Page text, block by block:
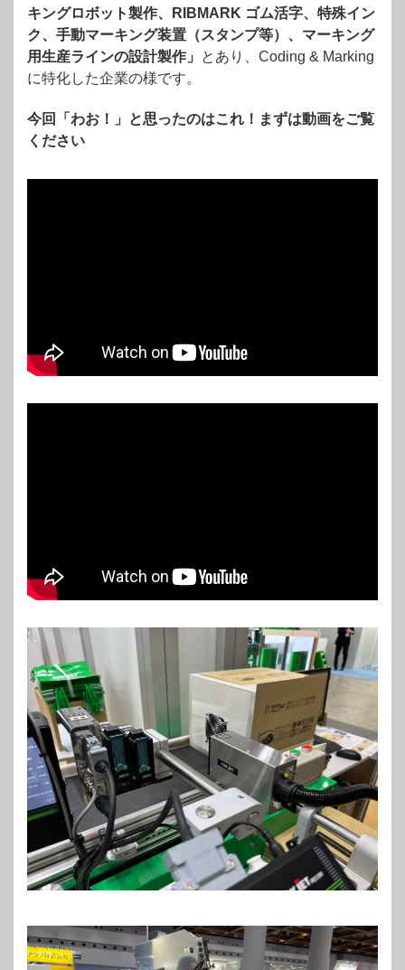
キングロボット製作、RIBMARK ゴム活字、特殊イン
ク、手動マーキング装置（スタンプ等）、マーキング
用生産ラインの設計製作」
とあり、Coding & Marking
に特化した企業の様です。
今回「わお！」と思ったのはこれ！まずは動画をご覧
ください